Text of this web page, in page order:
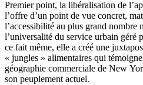
Premier point, la libéralisation de
l’offre d’un point de vue concret,
l’accessibilité au plus grand nombre
l’universalité du service urbain géré
ce fait même, elle a créé une
« jungles » alimentaires qui
géographie commerciale de New
son peuplement actuel.